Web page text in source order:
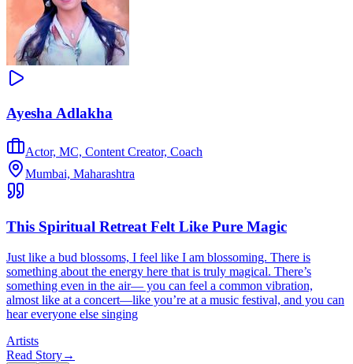
Ayesha Adlakha
Actor, MC, Content Creator, Coach
Mumbai, Maharashtra
This Spiritual Retreat Felt Like Pure Magic
Just like a bud blossoms, I feel like I am blossoming. There is
something about the energy here that is truly magical. There’s
something even in the air— you can feel a common vibration,
almost like at a concert—like you’re at a music festival, and you can
hear everyone else singing
Artists
Read Story→